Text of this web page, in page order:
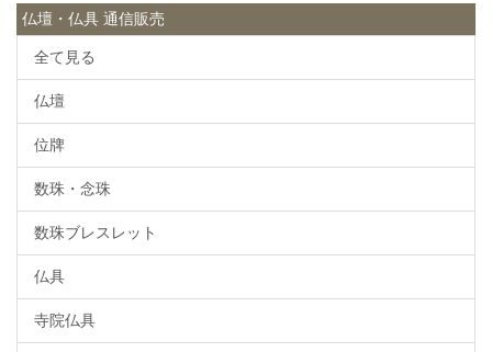
仏壇・仏具 通信販売
全て見る
仏壇
位牌
数珠・念珠
数珠ブレスレット
仏具
寺院仏具